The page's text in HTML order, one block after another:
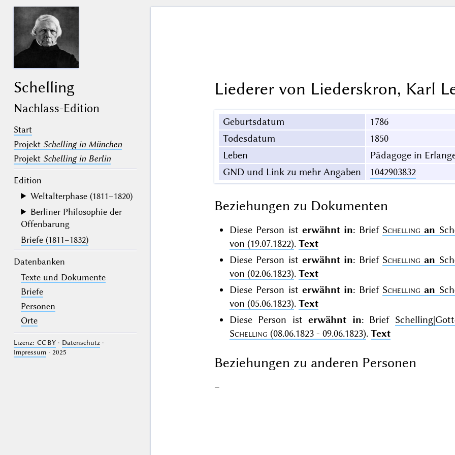
Schelling
Nachlass-Edition
Start
Projekt Schelling in München
Projekt Schelling in Berlin
Edition
Weltalterphase (1811–1820)
Berliner Philosophie der
Offenbarung
Briefe (1811–1832)
Datenbanken
Texte und Dokumente
Briefe
Personen
Orte
Lizenz: CC BY· Datenschutz·
Impressum· 2025
Liederer von Liederskron, Karl
Geburtsdatum
1786
Todesdatum
1850
Leben
Pädagoge in
GND und Link zu mehr Angaben
1042903832
Beziehungen zu Dokumenten
Diese Person ist erwähnt in: Brief Schelling an
von (19.07.1822). Text
Diese Person ist erwähnt in: Brief Schelling an
von (02.06.1823). Text
Diese Person ist erwähnt in: Brief Schelling an
von (05.06.1823). Text
Diese Person isterwähnt in: Brief
Schelling (08.06.1823 - 09.06.1823). Text
Beziehungen zu anderen Personen
–